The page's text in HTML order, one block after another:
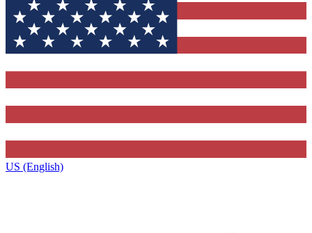
US (English)